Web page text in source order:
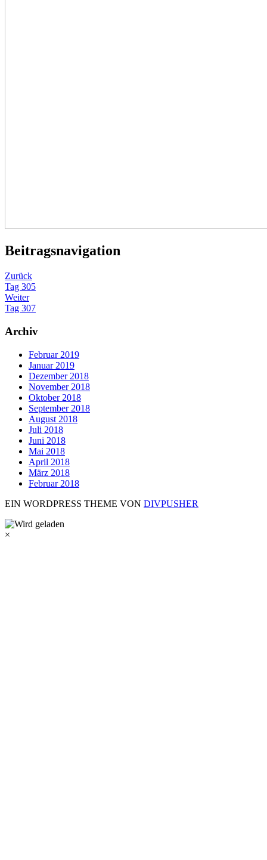
Beitragsnavigation
Zurück
Tag 305
Weiter
Tag 307
Archiv
Februar 2019
Januar 2019
Dezember 2018
November 2018
Oktober 2018
September 2018
August 2018
Juli 2018
Juni 2018
Mai 2018
April 2018
März 2018
Februar 2018
EIN WORDPRESS THEME VON DIVPUSHER
×